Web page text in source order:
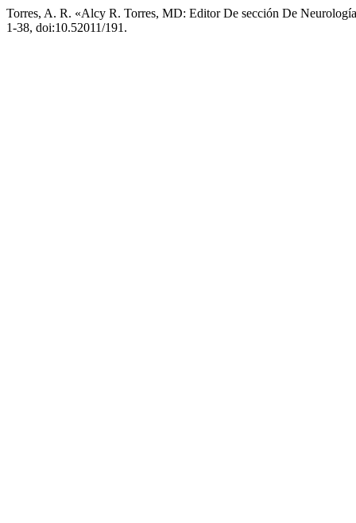
Torres, A. R. «Alcy R. Torres, MD: Editor De sección De
1-38, doi:10.52011/191.